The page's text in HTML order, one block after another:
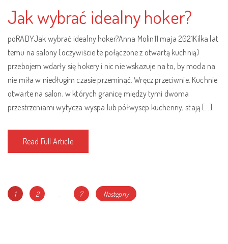
Jak wybrać idealny hoker?
poRADYJak wybrać idealny hoker?Anna Molin11 maja 2021Kilka lat
temu na salony (oczywiście te połączone z otwartą kuchnią)
przebojem wdarły się hokery i nic nie wskazuje na to, by moda na
nie miła w niedługim czasie przeminąć. Wręcz przeciwnie. Kuchnie
otwarte na salon, w których granicę między tymi dwoma
przestrzeniami wytycza wyspa lub półwysep kuchenny, stają […]
Read Full Article
Nawigacja
Page
1 Page
2 Page
7 Następny